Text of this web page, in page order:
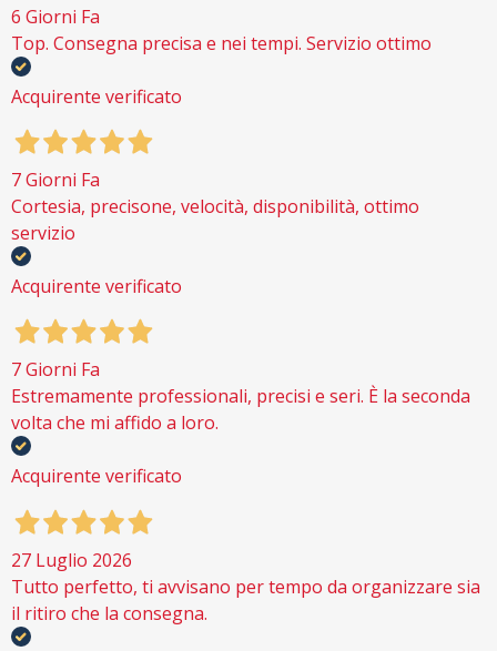
6 Giorni Fa
Top. Consegna precisa e nei tempi. Servizio ottimo
Acquirente verificato
7 Giorni Fa
Cortesia, precisone, velocità, disponibilità, ottimo
servizio
Acquirente verificato
7 Giorni Fa
Estremamente professionali, precisi e seri. È la seconda
volta che mi affido a loro.
Acquirente verificato
27 Luglio 2026
Tutto perfetto, ti avvisano per tempo da organizzare sia
il ritiro che la consegna.